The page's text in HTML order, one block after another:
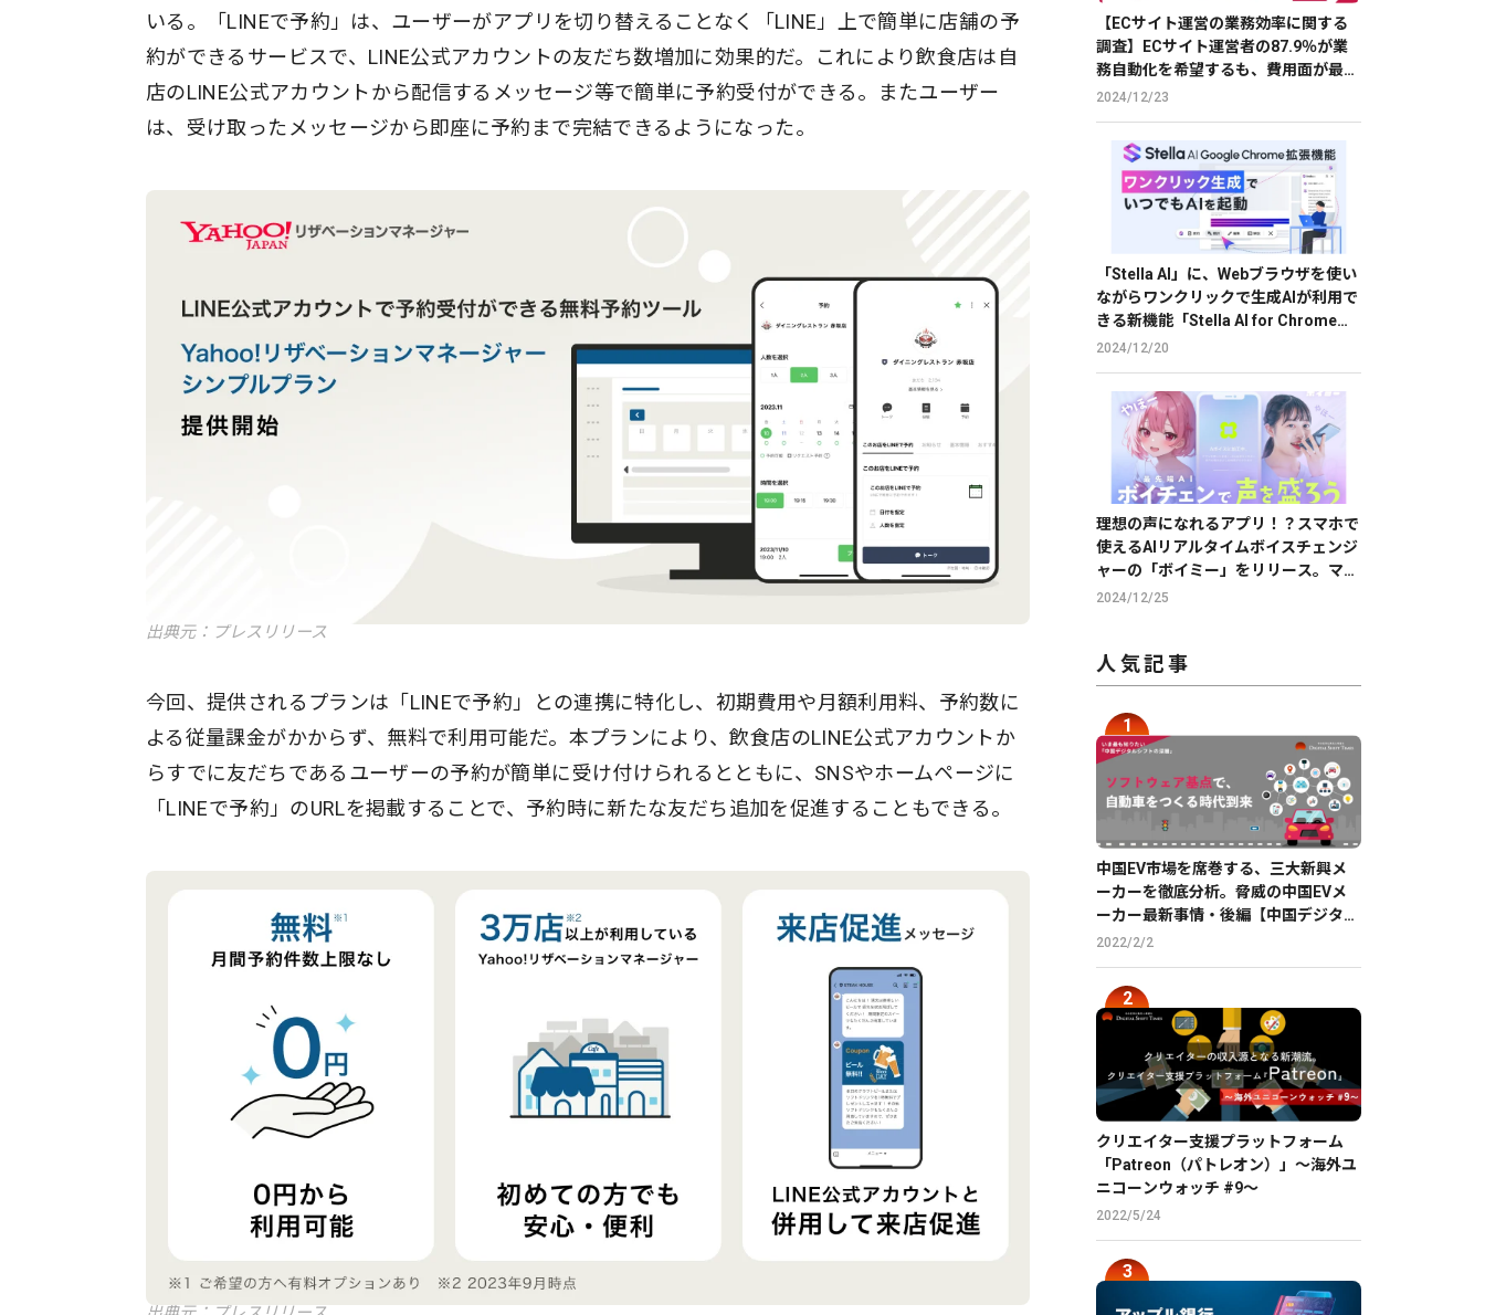
いる。「LINEで予約」は、ユーザーがアプリを切り替えることなく「LINE」上で簡単に店舗の予
約ができるサービスで、LINE公式アカウントの友だち数増加に効果的だ。これにより飲食店は自
店のLINE公式アカウントから配信するメッセージ等で簡単に予約受付ができる。またユーザー
は、受け取ったメッセージから即座に予約まで完結できるようになった。
出典元：プレスリリース
今回、提供されるプランは「LINEで予約」との連携に特化し、初期費用や月額利用料、予約数に
よる従量課金がかからず、無料で利用可能だ。本プランにより、飲食店のLINE公式アカウントか
らすでに友だちであるユーザーの予約が簡単に受け付けられるとともに、SNSやホームページに
「LINEで予約」のURLを掲載することで、予約時に新たな友だち追加を促進することもできる。
【ECサイト運営の業務効率に関する
調査】ECサイト運営者の87.9％が業
務自動化を希望するも、費用面が最大
の障壁
2024/12/23
「Stella AI」に、Webブラウザを使い
ながらワンクリックで生成AIが利用で
きる新機能「Stella AI for Chrome」
のβ版を提供
2024/12/20
理想の声になれるアプリ！？スマホで
使えるAIリアルタイムボイスチェンジ
ャーの「ボイミー」をリリース。マイ
クに向かって喋るだけで、誰でも萌え
2024/12/25
人気記事
中国EV市場を席巻する、三大新興メ
ーカーを徹底分析。脅威の中国EVメ
ーカー最新事情・後編【中国デジタル
企業最前線】
2022/2/2
クリエイター支援プラットフォーム
「Patreon（パトレオン）」〜海外ユ
ニコーンウォッチ #9〜
2022/5/24